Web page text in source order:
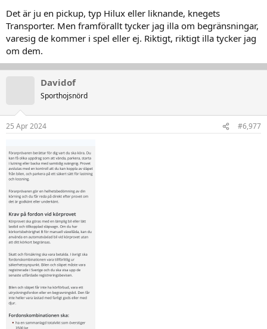
Det är ju en pickup, typ Hilux eller liknande, knegets
Transporter. Men framförallt tycker jag illa om begränsningar,
varesig de kommer i spel eller ej. Riktigt, riktigt illa tycker jag
om dem.
Davidof
Sporthojsnörd
25 Apr 2024 #6,977